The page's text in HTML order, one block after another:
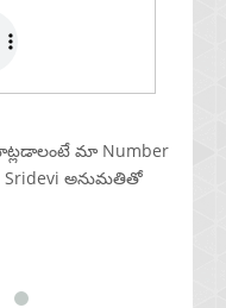
మా Number
Sridevi అనుమతితో